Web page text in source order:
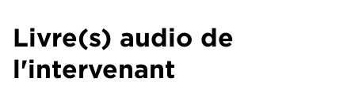
Livre(s) audio de
l'intervenant